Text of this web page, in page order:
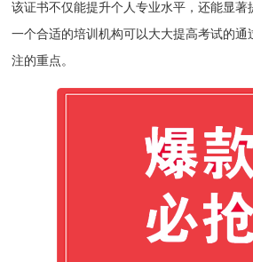
该证书不仅能提升个人专业水平，还能显
一个合适的培训机构可以大大提高考试的
注的重点。